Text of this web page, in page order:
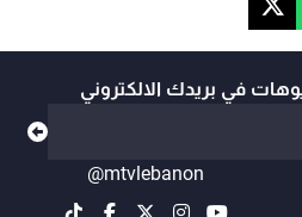
في بريدك الالكتروني
@mtvlebanon